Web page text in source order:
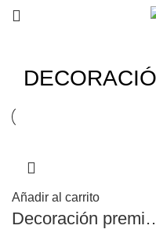
Añadir al carrito
Decoración